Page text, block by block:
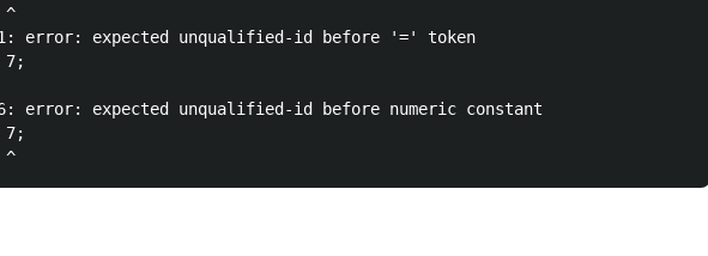
^
error: expected unqualified-id before '=' token
7;
error: expected unqualified-id before numeric constant
7;